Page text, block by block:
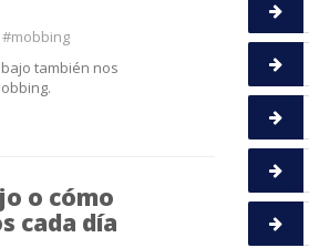
también nos
o cómo
cada día